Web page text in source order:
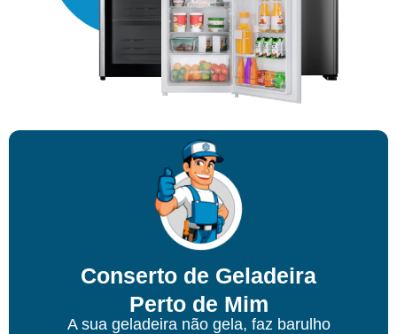
Conserto de Geladeira
Perto de Mim
A sua geladeira não gela, faz barulho